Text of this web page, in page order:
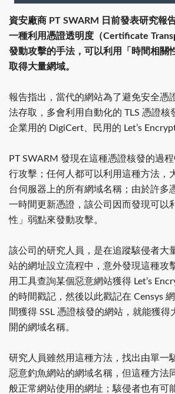
資安廠商 PT SWARM 日前發表研究報
一種利用憑證透明度（Certificate
發動攻擊的手法，可以利用「時間相關
取得大量網域。
報告指出，當代的網站為了避免安全憑
法存取，多會利用自動化的 TLS 憑證核
企業用的 DigiCert、民用的 Let’s
PT SWARM 發現在這種憑證核發的過
行攻擊；任何人都可以利用這種方法，
台伺服器上的所有網域名稱；由於許多
一時間更新憑證，該公司因而發現可以
性」弱點來發動攻擊。
該公司的研究人員，是在追蹤駭侵者大
站的網址設立流程中，意外發現這種攻
用工具查詢某個惡意網站獲得 Let’s
的時間戳記，然後以此戳記在 Censys
間獲得 SSL 憑證核發的網站，就能獲得
開的網域名稱。
研究人員雖然用這種方法，找出由單一
惡意釣魚網站的網域名稱，但這種方法
般正常網站使用的網址；駭侵者也有可